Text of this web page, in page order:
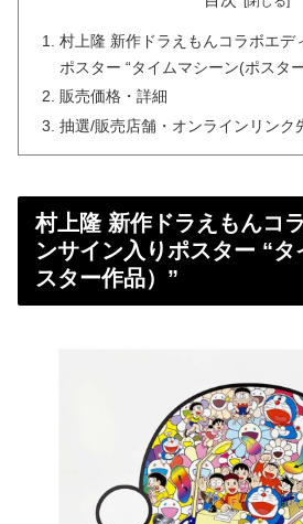
村上隆 新作ドラえもんコラボエデ
ポスター “タイムマシーン(ポスタ
販売価格・詳細
抽選/販売店舗・オンラインリンク
村上隆 新作ドラえもんコ
ンサイン入りポスター “
スター作品）”